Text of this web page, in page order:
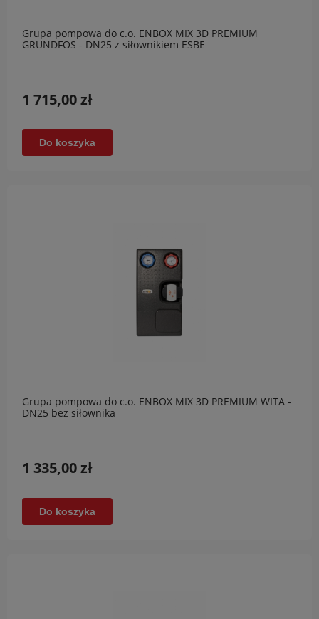
Grupa pompowa do c.o. ENBOX MIX 3D PREMIUM
GRUNDFOS - DN25 z siłownikiem ESBE
1 715,00 zł
Do koszyka
Grupa pompowa do c.o. ENBOX MIX 3D PREMIUM WITA -
DN25 bez siłownika
1 335,00 zł
Do koszyka